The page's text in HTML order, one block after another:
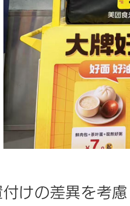
けの差異を考